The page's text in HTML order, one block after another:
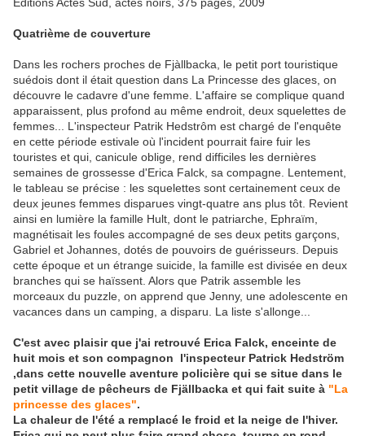
Quatrième de couverture
Dans les rochers proches de Fjàllbacka, le petit port touristique
suédois dont il était question dans La Princesse des glaces, on
découvre le cadavre d'une femme. L'affaire se complique quand
apparaissent, plus profond au même endroit, deux squelettes de
femmes... L'inspecteur Patrik Hedstrôm est chargé de l'enquête
en cette période estivale où l'incident pourrait faire fuir les
touristes et qui, canicule oblige, rend difficiles les dernières
semaines de grossesse d'Erica Falck, sa compagne. Lentement,
le tableau se précise : les squelettes sont certainement ceux de
deux jeunes femmes disparues vingt-quatre ans plus tôt. Revient
ainsi en lumière la famille Hult, dont le patriarche, Ephraïm,
magnétisait les foules accompagné de ses deux petits garçons,
Gabriel et Johannes, dotés de pouvoirs de guérisseurs. Depuis
cette époque et un étrange suicide, la famille est divisée en deux
branches qui se haïssent. Alors que Patrik assemble les
morceaux du puzzle, on apprend que Jenny, une adolescente en
vacances dans un camping, a disparu. La liste s'allonge...
C'est avec plaisir que j'ai retrouvé Erica Falck, enceinte de
huit mois et son compagnon l'inspecteur Patrick Hedström
,dans cette nouvelle aventure policière qui se situe dans le
petit village de pêcheurs de Fjällbacka et qui fait suite à "La
princesse des glaces".
La chaleur de l'été a remplacé le froid et la neige de l'hiver.